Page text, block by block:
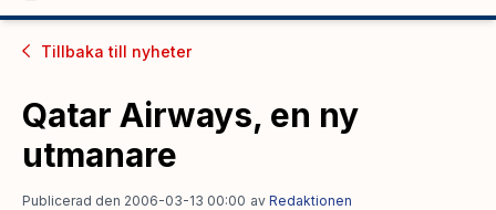
Tillbaka till nyheter
Qatar Airways, en ny
utmanare
Publicerad den 2006-03-13 00:00 av Redaktionen